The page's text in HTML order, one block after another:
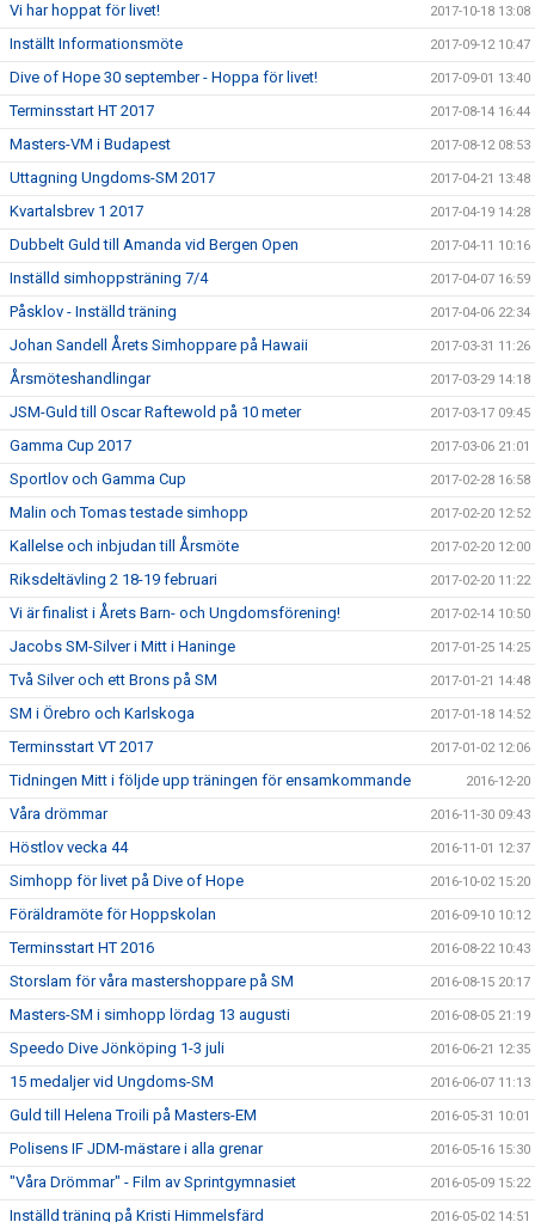
Vi har hoppat för livet! 2017-10-18 13:08
Inställt Informationsmöte 2017-09-12 10:47
Dive of Hope 30 september - Hoppa för livet! 2017-09-01 13:40
Terminsstart HT 2017 2017-08-14 16:44
Masters-VM i Budapest 2017-08-12 08:53
Uttagning Ungdoms-SM 2017 2017-04-21 13:48
Kvartalsbrev 1 2017 2017-04-19 14:28
Dubbelt Guld till Amanda vid Bergen Open 2017-04-11 10:16
Inställd simhoppsträning 7/4 2017-04-07 16:59
Påsklov - Inställd träning 2017-04-06 22:34
Johan Sandell Årets Simhoppare på Hawaii 2017-03-31 11:26
Årsmöteshandlingar 2017-03-29 14:18
JSM-Guld till Oscar Raftewold på 10 meter 2017-03-17 09:45
Gamma Cup 2017 2017-03-06 21:01
Sportlov och Gamma Cup 2017-02-28 16:58
Malin och Tomas testade simhopp 2017-02-20 12:52
Kallelse och inbjudan till Årsmöte 2017-02-20 12:00
Riksdeltävling 2 18-19 februari 2017-02-20 11:22
Vi är finalist i Årets Barn- och Ungdomsförening! 2017-02-14 10:50
Jacobs SM-Silver i Mitt i Haninge 2017-01-25 14:25
Två Silver och ett Brons på SM 2017-01-21 14:48
SM i Örebro och Karlskoga 2017-01-18 14:52
Terminsstart VT 2017 2017-01-02 12:06
Tidningen Mitt i följde upp träningen för ensamkommande 2016-12-20
Våra drömmar 2016-11-30 09:43
Höstlov vecka 44 2016-11-01 12:37
Simhopp för livet på Dive of Hope 2016-10-02 15:20
Föräldramöte för Hoppskolan 2016-09-10 10:12
Terminsstart HT 2016 2016-08-22 10:43
Storslam för våra mastershoppare på SM 2016-08-15 20:17
Masters-SM i simhopp lördag 13 augusti 2016-08-05 21:19
Speedo Dive Jönköping 1-3 juli 2016-06-21 12:35
15 medaljer vid Ungdoms-SM 2016-06-07 11:13
Guld till Helena Troili på Masters-EM 2016-05-31 10:01
Polisens IF JDM-mästare i alla grenar 2016-05-16 15:30
"Våra Drömmar" - Film av Sprintgymnasiet 2016-05-09 15:22
Inställd träning på Kristi Himmelsfärd 2016-05-02 14:51